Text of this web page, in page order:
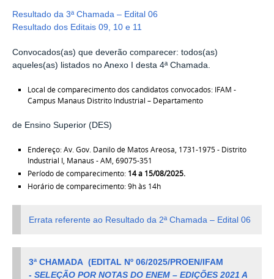
Resultado da 3ª Chamada – Edital 06
Resultado dos Editais 09, 10 e 11
Convocados(as) que deverão comparecer: todos(as)
aqueles(as) listados no Anexo I desta 4ª Chamada.
Local de comparecimento dos candidatos convocados: IFAM -
Campus Manaus Distrito Industrial – Departamento
de Ensino Superior (DES)
Endereço: Av. Gov. Danilo de Matos Areosa, 1731-1975 - Distrito
Industrial I, Manaus - AM, 69075-351
Período de comparecimento: 14 a 15/08/2025.
Horário de comparecimento: 9h às 14h
Errata referente ao Resultado da 2ª Chamada – Edital 06
3ª CHAMADA (EDITAL Nº 06/2025/PROEN/IFAM
-SELEÇÃO POR NOTAS DO ENEM – EDIÇÕES 2021 A